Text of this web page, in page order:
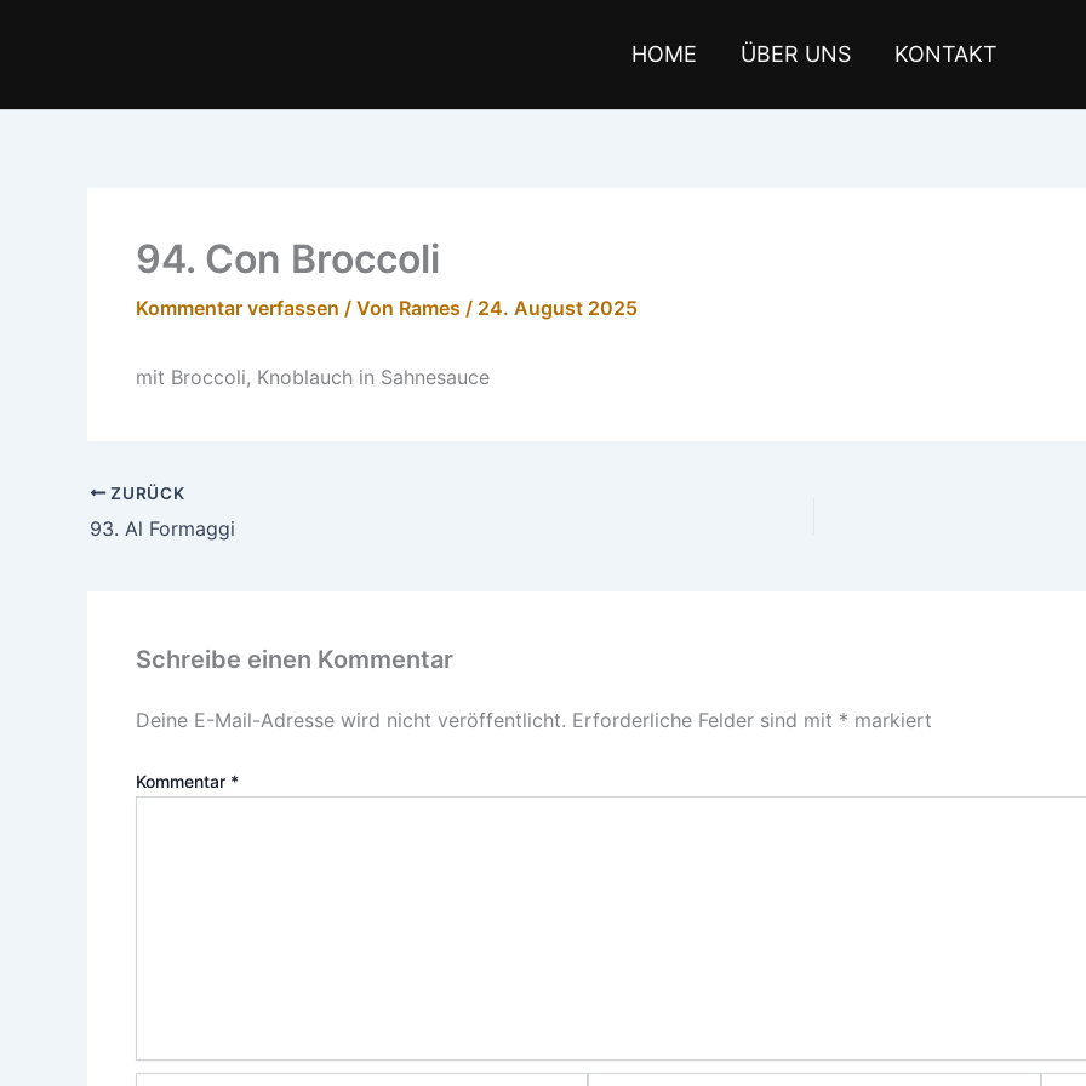
HOME ÜBER UNS KONTAKT
94. Con Broccoli
Kommentar verfassen / Von Rames / 24. August 2025
mit Broccoli, Knoblauch in Sahnesauce
ZURÜCK
93. Al Formaggi
Schreibe einen Kommentar
Deine E-Mail-Adresse wird nicht veröffentlicht. Erforderliche Felder sind mit * markiert
Kommentar *